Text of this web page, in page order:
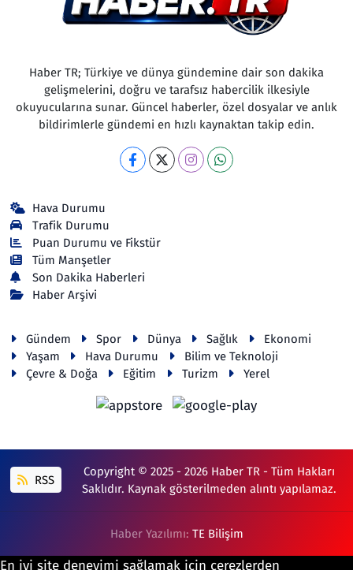
Haber TR; Türkiye ve dünya gündemine dair son dakika
gelişmelerini, doğru ve tarafsız habercilik ilkesiyle
okuyucularına sunar. Güncel haberler, özel dosyalar ve anlık
bildirimlerle gündemi en hızlı kaynaktan takip edin.
Hava Durumu
Trafik Durumu
Puan Durumu ve Fikstür
Tüm Manşetler
Son Dakika Haberleri
Haber Arşivi
Gündem Spor Dünya Sağlık
Ekonomi
Yaşam
Hava Durumu
Bilim ve Teknoloji
Çevre & Doğa
Eğitim Turizm Yerel
RSS
Copyright © 2025 - 2026 Haber TR - Tüm Hakları
Saklıdır. Kaynak gösterilmeden alıntı yapılamaz.
Haber Yazılımı: TE Bilişim
En iyi site deneyimi sağlamak için çerezlerden